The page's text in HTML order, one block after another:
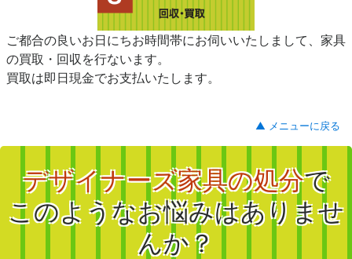
ご都合の良いお日にちお時間帯にお伺いいたしまして、家具
の買取・回収を行ないます。
買取は即日現金でお支払いたします。
▲ メニューに戻る
デザイナーズ家具の処分で
このようなお悩みはありませ
んか？